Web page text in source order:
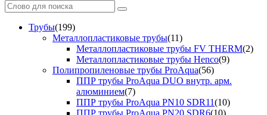
Трубы(199)
Металлопластиковые трубы(11)
Металлопластиковые трубы FV THERM(2)
Металлопластиковые трубы Henco(9)
Полипропиленовые трубы ProAqua(56)
ППР трубы ProAqua DUO внутр. арм.
алюминием(7)
ППР трубы ProAqua PN10 SDR11(10)
ППР трубы ProAqua PN20 SDR6(10)